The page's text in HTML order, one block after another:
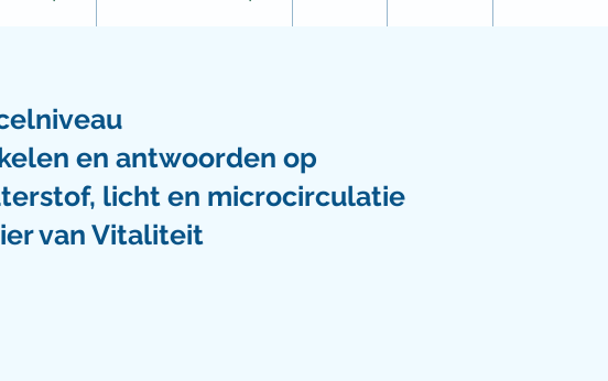
en antwoorden op
licht en microcirculatie
van Vitaliteit